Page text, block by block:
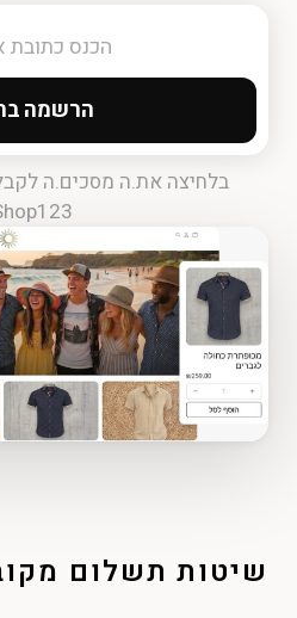
הרשמה
בלחיצה את.ה מסכים.ה
שיטות תשלום